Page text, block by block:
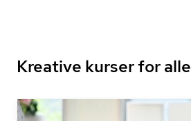
Kreative kurser for alle